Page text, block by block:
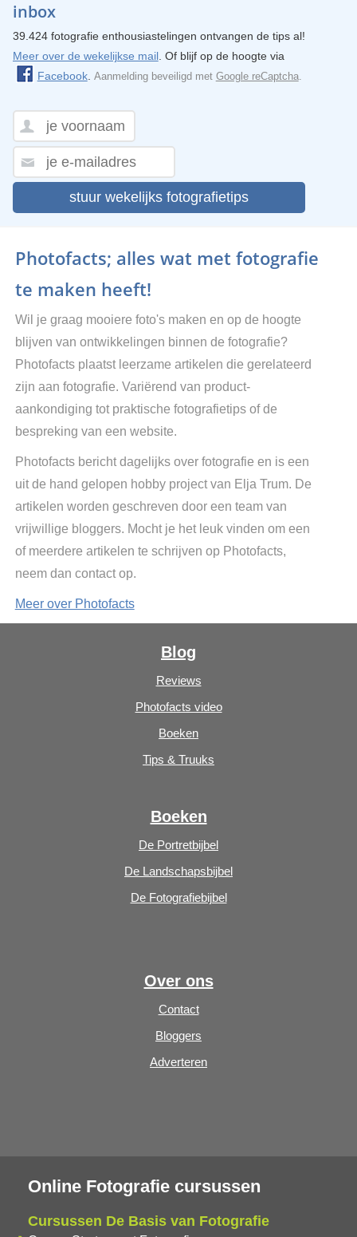
inbox
39.424 fotografie enthousiastelingen ontvangen de tips al!
Meer over de wekelijkse mail. Of blijf op de hoogte via
Facebook. Aanmelding beveiligd met Google reCaptcha.
stuur wekelijks fotografietips
Photofacts; alles wat met fotografie
te maken heeft!
Wil je graag mooiere foto's maken en op de hoogte
blijven van ontwikkelingen binnen de fotografie?
Photofacts plaatst leerzame artikelen die gerelateerd
zijn aan fotografie. Variërend van product-
aankondiging tot praktische fotografietips of de
bespreking van een website.
Photofacts bericht dagelijks over fotografie en is een
uit de hand gelopen hobby project van Elja Trum. De
artikelen worden geschreven door een team van
vrijwillige bloggers. Mocht je het leuk vinden om een
of meerdere artikelen te schrijven op Photofacts,
neem dan contact op.
Meer over Photofacts
Blog
Reviews
Photofacts video
Boeken
Tips & Truuks
Boeken
De Portretbijbel
De Landschapsbijbel
De Fotografiebijbel
Over ons
Contact
Bloggers
Adverteren
Online Fotografie cursussen
Cursussen De Basis van Fotografie